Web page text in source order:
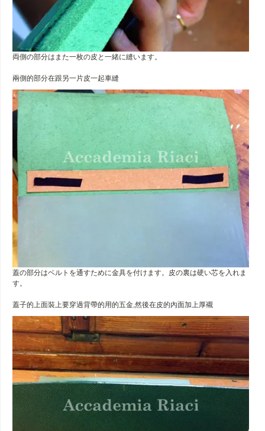
両側の部分はまた一枚の皮と一緒に縫います。
兩側的部分在跟另一片皮一起車縫
蓋の部分はベルトを通すために金具を付けます。皮の裏は硬い芯を入れま
す。
蓋子的上面裝上要穿過背帶的用的五金,然後在皮的內面加上厚襯